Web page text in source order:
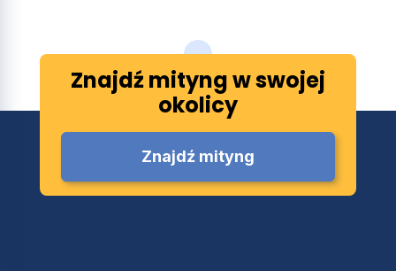
Znajdź mityng w swojej
okolicy
Znajdź mityng